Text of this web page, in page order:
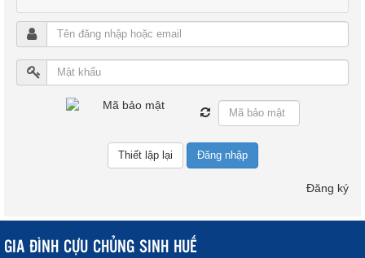
Đăng nhập
Đăng ký
GIA ĐÌNH CỰU CHỦNG SINH HUẾ